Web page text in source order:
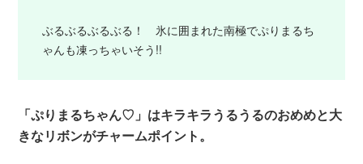
ぶるぶるぶるぶる！ 氷に囲まれた南極でぷりまるち
ゃんも凍っちゃいそう!!
「ぷりまるちゃん♡」はキラキラうるうるのおめめと大
きなリボンがチャームポイント。